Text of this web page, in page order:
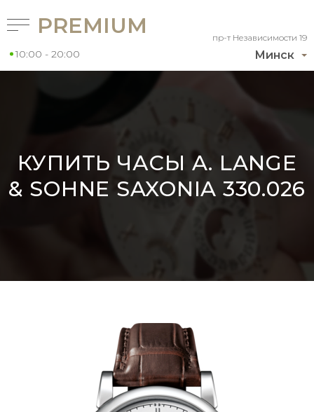
Минск
пр-т Независимости 19
PREMIUM
10:00 - 20:00
КУПИТЬ ЧАСЫ A. LANGE
& SOHNE SAXONIA 330.026